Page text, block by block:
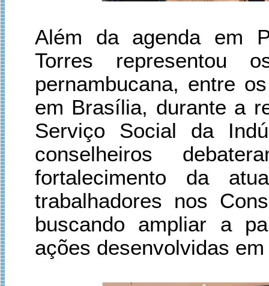
Além da agenda em
Torres representou
pernambucana, entre
em Brasília, durante a
Serviço Social da
conselheiros
fortalecimento da
trabalhadores nos
buscando ampliar a
ações desenvolvidas